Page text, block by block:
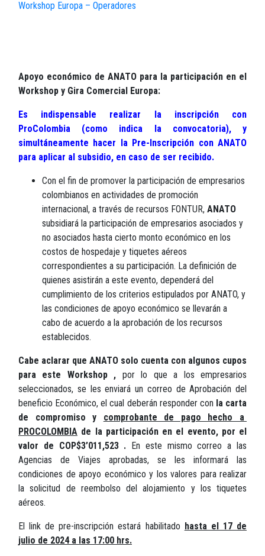
Workshop Europa – Operadores
Apoyo económico de ANATO para la participación en el
Workshop y Gira Comercial Europa:
Es indispensable realizar la inscripción con
ProColombia (como indica la convocatoria), y
simultáneamente hacer la Pre-Inscripción con ANATO
para aplicar al subsidio, en caso de ser recibido.
Con el fin de promover la participación de empresarios
colombianos en actividades de promoción
internacional, a través de recursos FONTUR, ANATO
subsidiará la participación de empresarios asociados y
no asociados hasta cierto monto económico en los
costos de hospedaje y tiquetes aéreos
correspondientes a su participación. La definición de
quienes asistirán a este evento, dependerá del
cumplimiento de los criterios estipulados por ANATO, y
las condiciones de apoyo económico se llevarán a
cabo de acuerdo a la aprobación de los recursos
establecidos.
Cabe aclarar que ANATO solo cuenta con algunos cupos
para este Workshop , por lo que a los empresarios
seleccionados, se les enviará un correo de Aprobación del
beneficio Económico, el cual deberán responder con la carta
de compromiso y comprobante de pago hecho a
PROCOLOMBIA de la participación en el evento, por el
valor de COP$3’011,523 .
En este mismo correo a las
Agencias de Viajes aprobadas, se les informará las
condiciones de apoyo económico y los valores para realizar
la solicitud de reembolso del alojamiento y los tiquetes
aéreos.
El link de pre-inscripción estará habilitado hasta el 17 de
julio de 2024 a las 17:00 hrs.